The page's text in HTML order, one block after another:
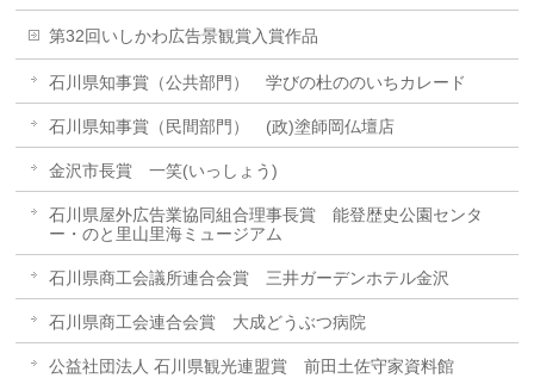
第32回いしかわ広告景観賞入賞作品
石川県知事賞（公共部門） 学びの杜ののいちカレード
石川県知事賞（民間部門） (政)塗師岡仏壇店
金沢市長賞 一笑(いっしょう)
石川県屋外広告業協同組合理事長賞 能登歴史公園センタ
ー・のと里山里海ミュージアム
石川県商工会議所連合会賞 三井ガーデンホテル金沢
石川県商工会連合会賞 大成どうぶつ病院
公益社団法人 石川県観光連盟賞 前田土佐守家資料館